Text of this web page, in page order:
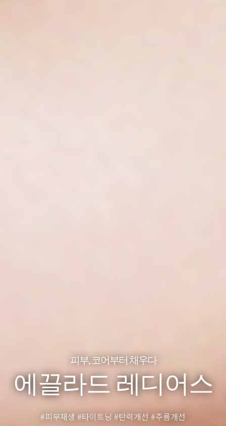
피부, 코어부터 채우다
에끌라드 레디어스
#피부재생 #타이트닝 #탄력개선 #주름개선